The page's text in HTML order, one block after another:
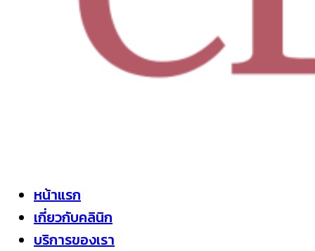
หน้าแรก
เกี่ยวกับคลินิก
บริการของเรา